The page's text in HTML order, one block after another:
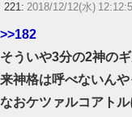
221: 2018/12/12(水)
>>182
そういや3分の2神の
来神格は呼べないんや
なおケツァルコアト